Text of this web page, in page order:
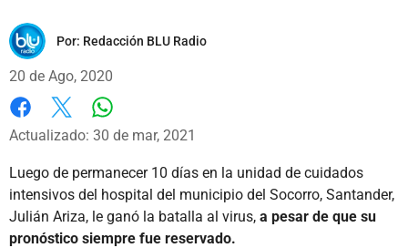
Por: Redacción BLU Radio
20 de Ago, 2020
Facebook
X
Actualizado: 30 de mar, 2021
Luego de permanecer 10 días en la unidad de cuidados
intensivos del hospital del municipio del Socorro, Santander,
Julián Ariza, le ganó la batalla al virus, a pesar de que su
pronóstico siempre fue reservado.